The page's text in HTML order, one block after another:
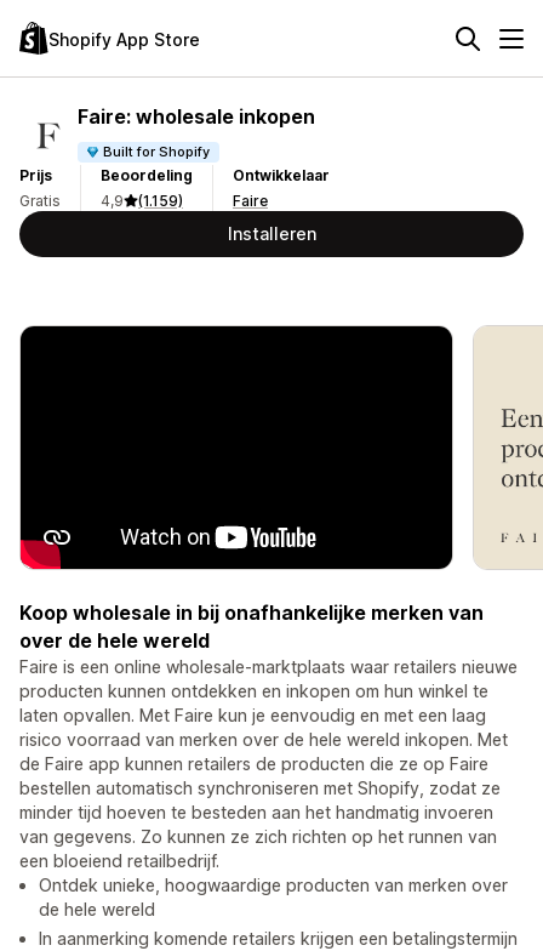
Shopify App Store
Faire: wholesale inkopen
Built for Shopify
Prijs
Gratis
Beoordeling
4,9
(1.159)
Ontwikkelaar
Faire
Installeren
Koop wholesale in bij onafhankelijke merken van
over de hele wereld
Faire is een online wholesale-marktplaats waar retailers nieuwe
producten kunnen ontdekken en inkopen om hun winkel te
laten opvallen. Met Faire kun je eenvoudig en met een laag
risico voorraad van merken over de hele wereld inkopen. Met
de Faire app kunnen retailers de producten die ze op Faire
bestellen automatisch synchroniseren met Shopify, zodat ze
minder tijd hoeven te besteden aan het handmatig invoeren
van gegevens. Zo kunnen ze zich richten op het runnen van
een bloeiend retailbedrijf.
Ontdek unieke, hoogwaardige producten van merken over
de hele wereld
In aanmerking komende retailers krijgen een betalingstermijn